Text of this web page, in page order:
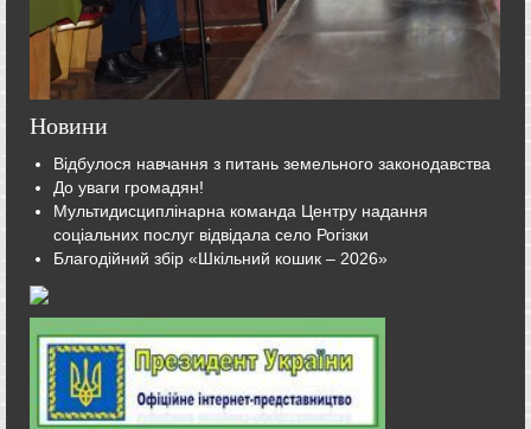
Новини
Відбулося навчання з питань земельного законодавства
До уваги громадян!
Мультидисциплінарна команда Центру надання
соціальних послуг відвідала село Рогізки
Благодійний збір «Шкільний кошик – 2026»